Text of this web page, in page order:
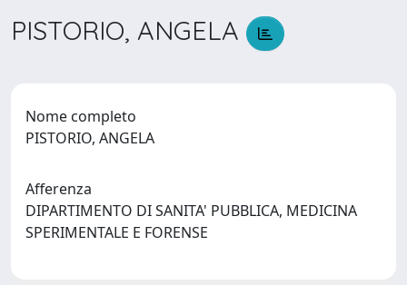
PISTORIO, ANGELA
Nome completo
PISTORIO, ANGELA
Afferenza
DIPARTIMENTO DI SANITA' PUBBLICA, MEDICINA
SPERIMENTALE E FORENSE